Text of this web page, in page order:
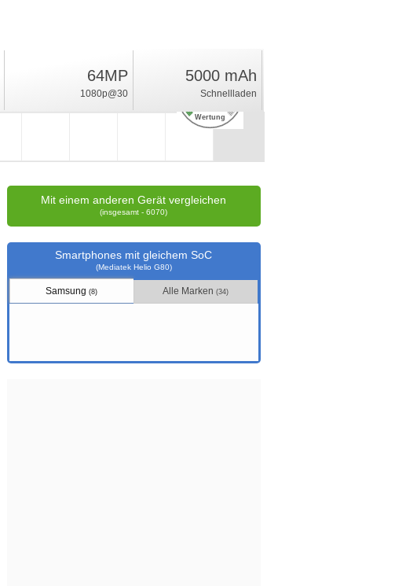
7.6%
Wertung
64MP
1080p@30
5000 mAh
Schnellladen
Mit einem anderen Gerät vergleichen
(insgesamt - 6070)
Smartphones mit gleichem SoC
(Mediatek Helio G80)
Samsung(8) Alle Marken(34)